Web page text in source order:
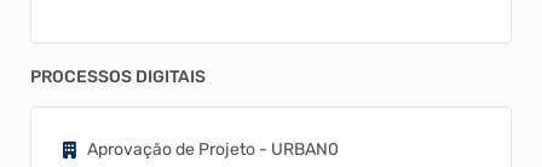
PROCESSOS DIGITAIS
Aprovação de Projeto - URBAN0